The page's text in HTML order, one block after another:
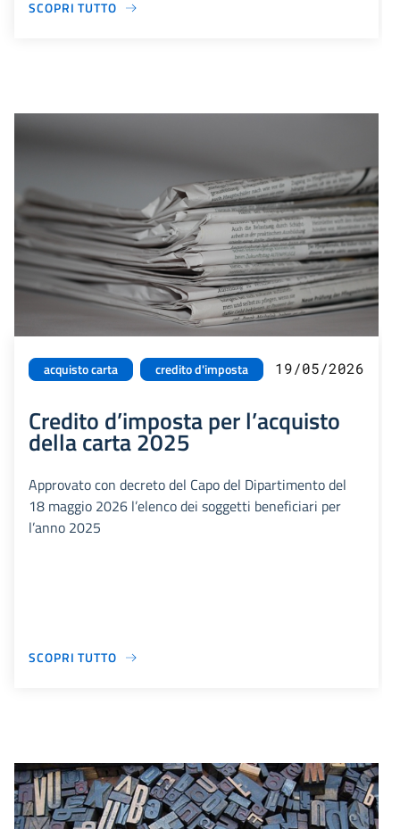
SCOPRI TUTTO
acquisto carta credito d'imposta 19/05/2026
Credito d’imposta per l’acquisto
della carta 2025
Approvato con decreto del Capo del Dipartimento del
18 maggio 2026 l’elenco dei soggetti beneficiari per
l’anno 2025
SCOPRI TUTTO